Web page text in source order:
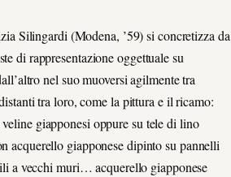
Silingardi (Modena, ’59) si concretizza da
di rappresentazione oggettuale su
nel suo muoversi agilmente tra
tra loro, come la pittura e il ricamo:
giapponesi oppure su tele di lino
acquerello giapponese dipinto su pannelli
a vecchi muri… acquerello giapponese